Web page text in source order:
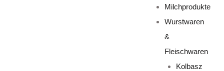
Milchprodukte
Wurstwaren
&
Fleischwaren
Kolbasz